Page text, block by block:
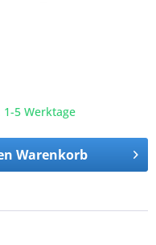
5 Werktage
Warenkorb